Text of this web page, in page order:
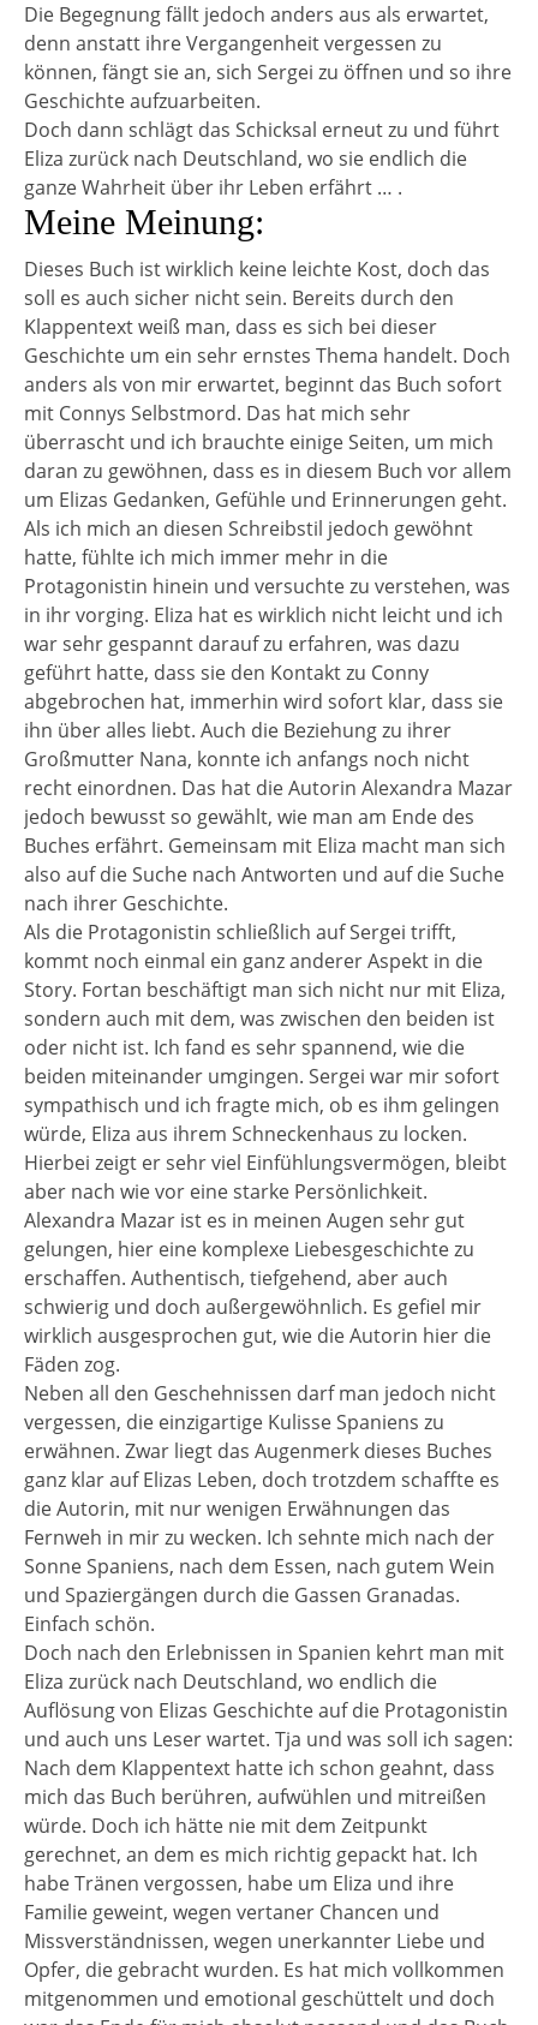
Die Begegnung fällt jedoch anders aus als erwartet,
denn anstatt ihre Vergangenheit vergessen zu
können, fängt sie an, sich Sergei zu öffnen und so ihre
Geschichte aufzuarbeiten.
Doch dann schlägt das Schicksal erneut zu und führt
Eliza zurück nach Deutschland, wo sie endlich die
ganze Wahrheit über ihr Leben erfährt … .
Meine Meinung:
Dieses Buch ist wirklich keine leichte Kost, doch das
soll es auch sicher nicht sein. Bereits durch den
Klappentext weiß man, dass es sich bei dieser
Geschichte um ein sehr ernstes Thema handelt. Doch
anders als von mir erwartet, beginnt das Buch sofort
mit Connys Selbstmord. Das hat mich sehr
überrascht und ich brauchte einige Seiten, um mich
daran zu gewöhnen, dass es in diesem Buch vor allem
um Elizas Gedanken, Gefühle und Erinnerungen geht.
Als ich mich an diesen Schreibstil jedoch gewöhnt
hatte, fühlte ich mich immer mehr in die
Protagonistin hinein und versuchte zu verstehen, was
in ihr vorging. Eliza hat es wirklich nicht leicht und ich
war sehr gespannt darauf zu erfahren, was dazu
geführt hatte, dass sie den Kontakt zu Conny
abgebrochen hat, immerhin wird sofort klar, dass sie
ihn über alles liebt. Auch die Beziehung zu ihrer
Großmutter Nana, konnte ich anfangs noch nicht
recht einordnen. Das hat die Autorin Alexandra Mazar
jedoch bewusst so gewählt, wie man am Ende des
Buches erfährt. Gemeinsam mit Eliza macht man sich
also auf die Suche nach Antworten und auf die Suche
nach ihrer Geschichte.
Als die Protagonistin schließlich auf Sergei trifft,
kommt noch einmal ein ganz anderer Aspekt in die
Story. Fortan beschäftigt man sich nicht nur mit Eliza,
sondern auch mit dem, was zwischen den beiden ist
oder nicht ist. Ich fand es sehr spannend, wie die
beiden miteinander umgingen. Sergei war mir sofort
sympathisch und ich fragte mich, ob es ihm gelingen
würde, Eliza aus ihrem Schneckenhaus zu locken.
Hierbei zeigt er sehr viel Einfühlungsvermögen, bleibt
aber nach wie vor eine starke Persönlichkeit.
Alexandra Mazar ist es in meinen Augen sehr gut
gelungen, hier eine komplexe Liebesgeschichte zu
erschaffen. Authentisch, tiefgehend, aber auch
schwierig und doch außergewöhnlich. Es gefiel mir
wirklich ausgesprochen gut, wie die Autorin hier die
Fäden zog.
Neben all den Geschehnissen darf man jedoch nicht
vergessen, die einzigartige Kulisse Spaniens zu
erwähnen. Zwar liegt das Augenmerk dieses Buches
ganz klar auf Elizas Leben, doch trotzdem schaffte es
die Autorin, mit nur wenigen Erwähnungen das
Fernweh in mir zu wecken. Ich sehnte mich nach der
Sonne Spaniens, nach dem Essen, nach gutem Wein
und Spaziergängen durch die Gassen Granadas.
Einfach schön.
Doch nach den Erlebnissen in Spanien kehrt man mit
Eliza zurück nach Deutschland, wo endlich die
Auflösung von Elizas Geschichte auf die Protagonistin
und auch uns Leser wartet. Tja und was soll ich sagen:
Nach dem Klappentext hatte ich schon geahnt, dass
mich das Buch berühren, aufwühlen und mitreißen
würde. Doch ich hätte nie mit dem Zeitpunkt
gerechnet, an dem es mich richtig gepackt hat. Ich
habe Tränen vergossen, habe um Eliza und ihre
Familie geweint, wegen vertaner Chancen und
Missverständnissen, wegen unerkannter Liebe und
Opfer, die gebracht wurden. Es hat mich vollkommen
mitgenommen und emotional geschüttelt und doch